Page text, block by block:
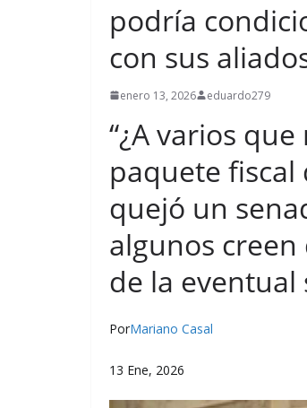
podría
con sus
enero 13, 2026 eduardo279
“¿A varios
paquete fiscal
quejó un
algunos creen
de la
PorMariano Casal
13 Ene, 2026